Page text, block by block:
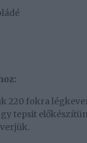
220 fokra
tepsit